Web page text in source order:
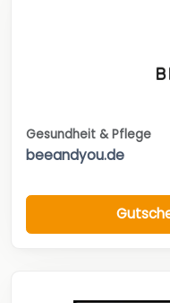
Gesundheit & Pflege
beeandyou.de